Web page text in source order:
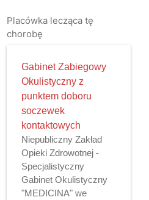
Placówka lecząca tę
chorobę
Gabinet Zabiegowy
Okulistyczny z
punktem doboru
soczewek
kontaktowych
Niepubliczny Zakład
Opieki Zdrowotnej -
Specjalistyczny
Gabinet Okulistyczny
"MEDICINA" we